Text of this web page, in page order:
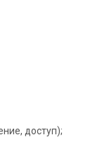
доступ);